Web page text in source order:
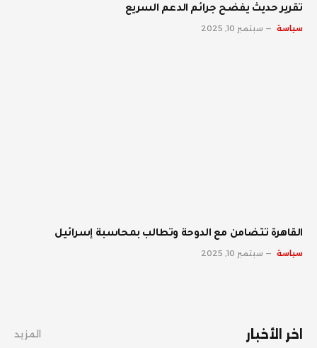
تقرير حديث يفضح جرائم الدعم السريع
سياسة سبتمبر 10, 2025
القاهرة تتضامن مع الدوحة وتطالب بمحاسبة إسرائيل
سياسة سبتمبر 10, 2025
اخر الأخبار المزيد